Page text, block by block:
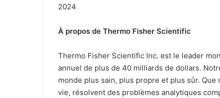
2024
À propos de Thermo Fisher Scientific
Thermo Fisher Scientific Inc. est le leader
annuel de plus de 40 milliards de dollars.
monde plus sain, plus propre et plus sûr.
vie, résolvent des problèmes analytiques